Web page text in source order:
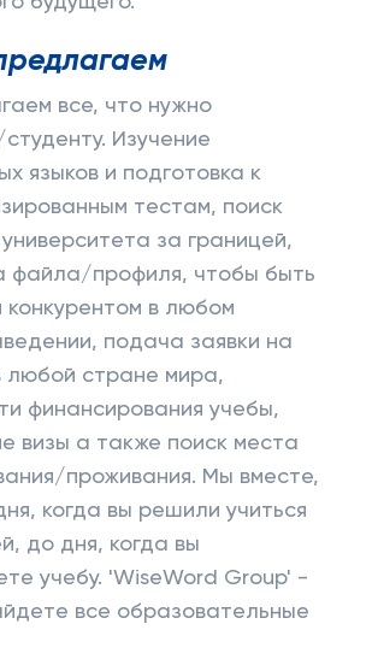
все, что нужно
Изучение
языков и подготовка к
тестам, поиск
за границей,
файла/профиля, чтобы быть
в любом
подача заявки на
любой стране мира,
финансирования учебы,
визы а также поиск места
проживания. Мы вместе,
когда вы решили учиться
до дня, когда вы
учебу. 'WiseWord Group' -
все образовательные